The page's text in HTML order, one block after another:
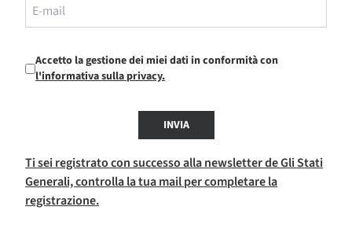
Accetto la gestione dei miei dati in conformità con
l'informativa sulla privacy.
INVIA
Ti sei registrato con successo alla newsletter de Gli Stati
Generali, controlla la tua mail per completare la
registrazione.